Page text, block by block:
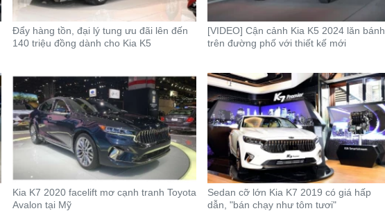
Đẩy hàng tồn, đại lý tung ưu đãi lên đến
140 triệu đồng dành cho Kia K5
[VIDEO] Cận cảnh Kia K5 2024 lăn bánh
trên đường phố với thiết kế mới
Kia K7 2020 facelift mơ cạnh tranh Toyota
Avalon tại Mỹ
Sedan cỡ lớn Kia K7 2019 có giá hấp
dẫn, "bán chạy như tôm tươi"